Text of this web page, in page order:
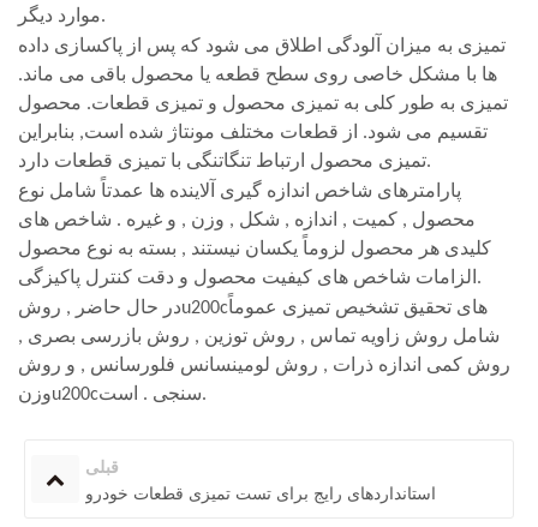
موارد دیگر.
تمیزی به میزان آلودگی اطلاق می شود که پس از پاکسازی داده
ها با مشکل خاصی روی سطح قطعه یا محصول باقی می ماند.
تمیزی به طور کلی به تمیزی محصول و تمیزی قطعات. محصول
تقسیم می شود. از قطعات مختلف مونتاژ شده است, بنابراین
تمیزی محصول ارتباط تنگاتنگی با تمیزی قطعات دارد.
پارامترهای شاخص اندازه گیری آلاینده ها عمدتاً شامل نوع
محصول , کمیت , اندازه , شکل , وزن , و غیره . شاخص های
کلیدی هر محصول لزوماً یکسان نیستند , بسته به نوع محصول
الزامات شاخص های کیفیت محصول و دقت کنترل پاکیزگی.
در حال حاضر , روشu200cهای تحقیق تشخیص تمیزی عموماً
شامل روش زاویه تماس , روش توزین , روش بازرسی بصری ,
روش کمی اندازه ذرات , روش لومینسانس فلورسانس , و روش
وزنu200cسنجی . است.
قبلی
استانداردهای رایج برای تست تمیزی قطعات خودرو